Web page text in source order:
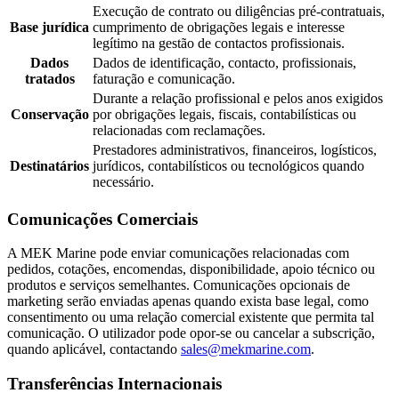
Base jurídica
Execução de contrato ou diligências pré-contratuais,
cumprimento de obrigações legais e interesse
legítimo na gestão de contactos profissionais.
Dados
tratados
Dados de identificação, contacto, profissionais,
faturação e comunicação.
Conservação
Durante a relação profissional e pelos anos exigidos
por obrigações legais, fiscais, contabilísticas ou
relacionadas com reclamações.
Destinatários
Prestadores administrativos, financeiros, logísticos,
jurídicos, contabilísticos ou tecnológicos quando
necessário.
Comunicações Comerciais
A MEK Marine pode enviar comunicações relacionadas com
pedidos, cotações, encomendas, disponibilidade, apoio técnico ou
produtos e serviços semelhantes. Comunicações opcionais de
marketing serão enviadas apenas quando exista base legal, como
consentimento ou uma relação comercial existente que permita tal
comunicação. O utilizador pode opor-se ou cancelar a subscrição,
quando aplicável, contactando sales@mekmarine.com.
Transferências Internacionais